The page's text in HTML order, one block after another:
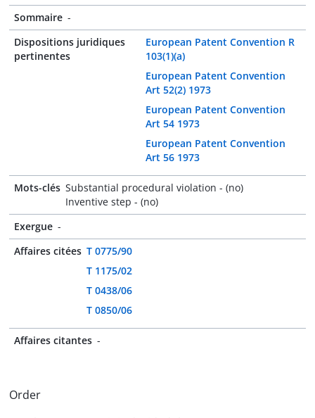
Sommaire -
Dispositions juridiques
pertinentes
European Patent Convention R
103(1)(a)
European Patent Convention
Art 52(2) 1973
European Patent Convention
Art 54 1973
European Patent Convention
Art 56 1973
Mots-clés Substantial procedural violation - (no)
Inventive step - (no)
Exergue -
Affaires citées T 0775/90
T 1175/02
T 0438/06
T 0850/06
Affaires citantes -
Order